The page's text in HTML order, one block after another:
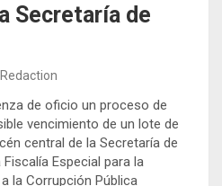
Secretaría de
de oficio un proceso de
vencimiento de un lote de
central de la Secretaría de
Especial para la
la Corrupción Pública